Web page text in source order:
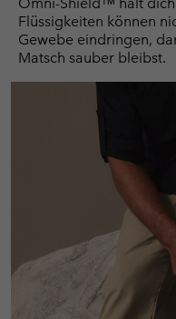
Flüssigkeiten können
Gewebe eindringen,
Matsch sauber bleibst.